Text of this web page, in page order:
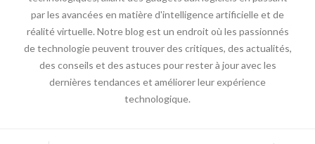
par les avancées en matière d'intelligence artificielle et de
réalité virtuelle. Notre blog est un endroit où les passionnés
de technologie peuvent trouver des critiques, des actualités,
des conseils et des astuces pour rester à jour avec les
dernières tendances et améliorer leur expérience
technologique.